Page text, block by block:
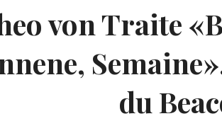
von Traite
du